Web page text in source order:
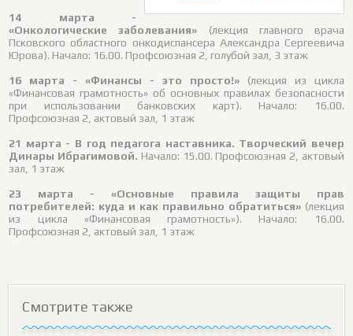
14 марта -
«Онкологические заболевания» (лекция главного врача
Псковского областного онкодиспансера Александра Сергеевича
Юрова). Начало: 16.00. Профсоюзная 2, голубой зал, 3 этаж
16 марта - «Финансы - это просто!»(лекция из цикла
«Финансовая грамотность» об основных правилах безопасности
при использовании банковских карт). Начало: 16.00.
Профсоюзная 2, актовый зал, 1 этаж
21 марта - В год педагога наставника. Творческий вечер
Динары Ибрагимовой. Начало: 15.00. Профсоюзная 2, актовый
зал, 1 этаж
23 марта - «Основные правила защиты прав
потребителей: куда и как правильно обратиться»(лекция
из цикла «Финансовая грамотность»). Начало: 16.00.
Профсоюзная 2, актовый зал, 1 этаж
Смотрите также